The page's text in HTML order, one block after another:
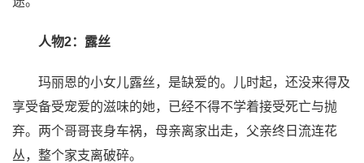
人物2：露丝
玛丽恩的小女儿露丝，是缺爱的。儿时起，还没来得及
享受备受宠爱的滋味的她，已经不得不学着接受死亡与抛
弃。两个哥哥丧身车祸，母亲离家出走，父亲终日流连花
丛，整个家支离破碎。